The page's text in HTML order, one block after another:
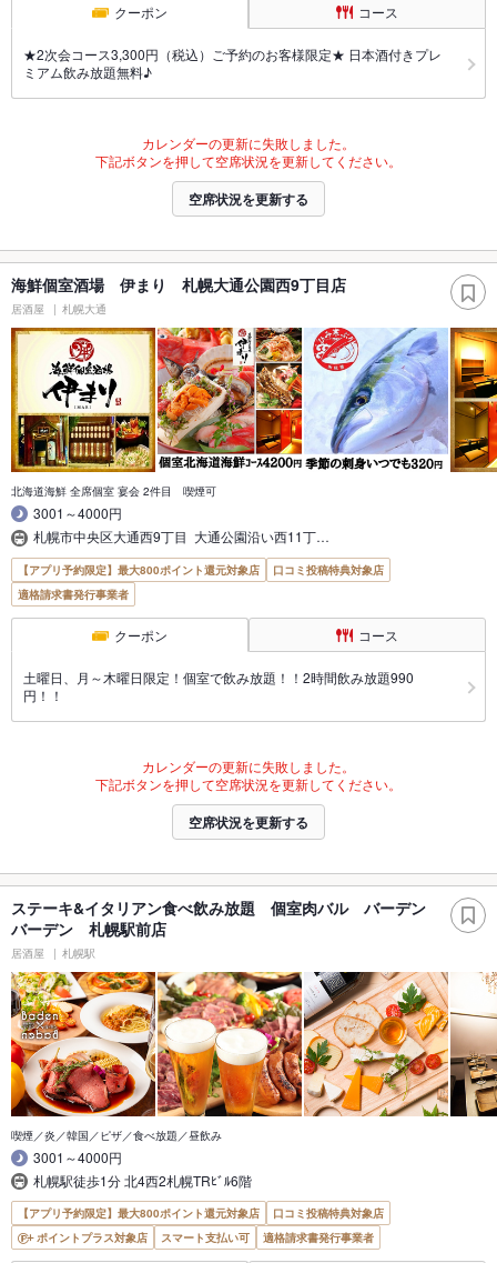
クーポン コース
★2次会コース3,300円（税込）ご予約のお客様限定★ 日本酒付きプレ
ミアム飲み放題無料♪
カレンダーの更新に失敗しました。
下記ボタンを押して空席状況を更新してください。
空席状況を更新する
海鮮個室酒場 伊まり 札幌大通公園西9丁目店
居酒屋 札幌大通
北海道海鮮 全席個室 宴会 2件目 喫煙可
3001～4000円
札幌市中央区大通西9丁目 大通公園沿い西11丁…
【アプリ予約限定】最大800ポイント還元対象店
口コミ投稿特典対象店
適格請求書発行事業者
クーポン コース
土曜日、月～木曜日限定！個室で飲み放題！！2時間飲み放題990
円！！
カレンダーの更新に失敗しました。
下記ボタンを押して空席状況を更新してください。
空席状況を更新する
ステーキ&イタリアン食べ飲み放題 個室肉バル バーデン
バーデン 札幌駅前店
居酒屋 札幌駅
喫煙／炎／韓国／ピザ／食べ放題／昼飲み
3001～4000円
札幌駅徒歩1分 北4西2札幌TRﾋﾞﾙ6階
【アプリ予約限定】最大800ポイント還元対象店
口コミ投稿特典対象店
ポイントプラス対象店
スマート支払い可 適格請求書発行事業者